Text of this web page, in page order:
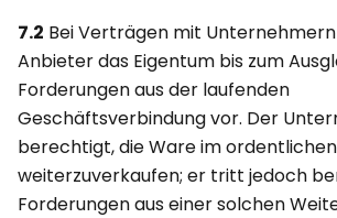
7.2 Bei Verträgen mit
Anbieter das Eigentum bis zum
Forderungen aus der laufenden
Geschäftsverbindung vor. Der
berechtigt, die Ware im
weiterzuverkaufen; er tritt jedoch
Forderungen aus einer solchen